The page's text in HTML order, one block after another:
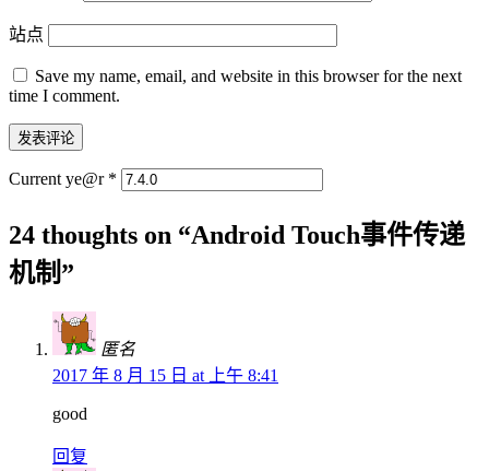
站点
Save my name, email, and website in this browser for the next
time I comment.
Current ye@r *
24 thoughts on “Android Touch事件传递
机制 ”
匿名
2017 年 8 月 15 日 at 上午 8:41
good
回复